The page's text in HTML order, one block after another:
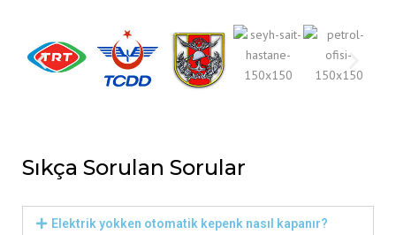
Sıkça Sorulan Sorular
Elektrik yokken otomatik kepenk nasıl kapanır?